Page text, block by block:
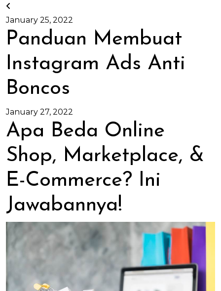
January 25, 2022
Panduan Membuat
Instagram Ads Anti
Boncos
January 27, 2022
Apa Beda Online
Shop, Marketplace, &
E-Commerce? Ini
Jawabannya!